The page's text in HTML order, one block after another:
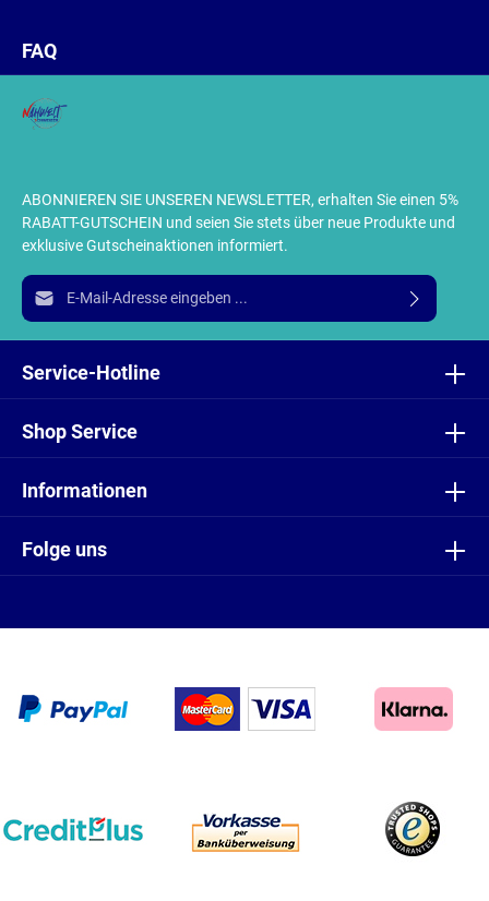
ABONNIEREN SIE UNSEREN NEWSLETTER, erhalten Sie einen 5%
RABATT-GUTSCHEIN und seien Sie stets über neue Produkte und
exklusive Gutscheinaktionen informiert.
E-Mail-Adresse*
Ich habe dieDatenschutzbestimmungenzur Kenntnis
einverstanden.
Folge uns
Service-Hotline
Shop Service
Informationen
FAQ